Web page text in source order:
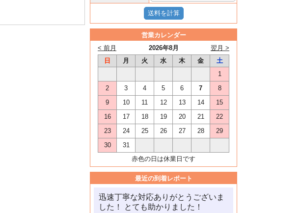
営業カレンダー
2026年8月
< 前月
翌月 >
日
月 火 水 木 金
土
1
2
3 4 5 6 7
8
9
10 11 12 13 14
15
16
17 18 19 20 21
22
23
24 25 26 27 28
29
30
31
赤色の日は休業日です
最近の到着レポート
迅速丁寧な対応ありがとうございま
した！ とても助かりました！